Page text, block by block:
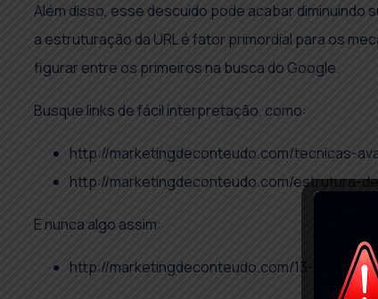
Além disso, esse descuido pode acabar diminuindo
a estruturação da URL é fator primordial para os
figurar entre os primeiros na busca do Google.
Busque links de fácil interpretação, como:
http://marketingdeconteudo.com/tecnicas-
http://marketingdeconteudo.com/estrutura-
E nunca algo assim:
http://marketingdeconteudo.com/13-fazer-